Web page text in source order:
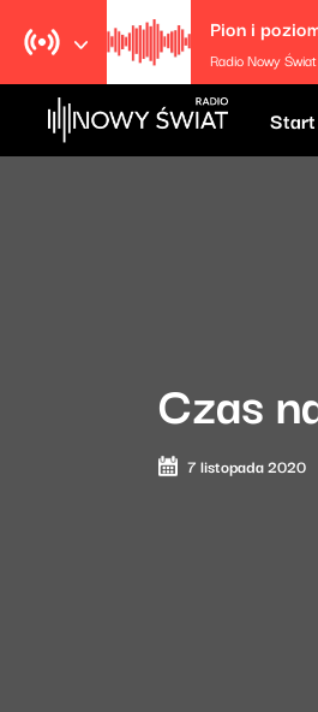
Pion i
Radio Nowy Świat
Start
Czas
7 listopada 2020